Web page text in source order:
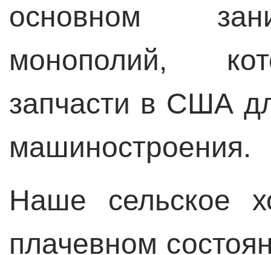
основном
монополий,
запчасти в США
машиностроения.
Наше сельское
плачевном